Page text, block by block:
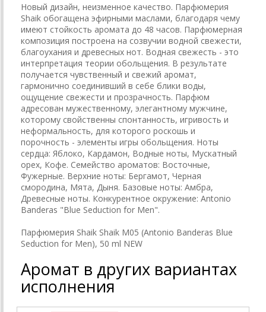
Новый дизайн, неизменное качество. Парфюмерия
Shaik обогащена эфирными маслами, благодаря чему
имеют стойкость аромата до 48 часов. Парфюмерная
композиция построена на созвучии водной свежести,
благоухания и древесных нот. Водная свежесть - это
интерпретация теории обольщения. В результате
получается чувственный и свежий аромат,
гармонично соединивший в себе блики воды,
ощущение свежести и прозрачность. Парфюм
адресован мужественному, элегантному мужчине,
которому свойственны спонтанность, игривость и
неформальность, для которого роскошь и
порочность - элементы игры обольщения. Ноты
сердца: Яблоко, Кардамон, Водные ноты, Мускатный
орех, Кофе. Семейство ароматов: Восточные,
Фужерные. Верхние ноты: Бергамот, Черная
смородина, Мята, Дыня. Базовые ноты: Амбра,
Древесные ноты. Конкурентное окружение: Antonio
Banderas "Blue Seduction for Men".
Парфюмерия Shaik Shaik M05 (Antonio Banderas Blue
Seduction for Men), 50 ml NEW
Аромат в других вариантах
исполнения